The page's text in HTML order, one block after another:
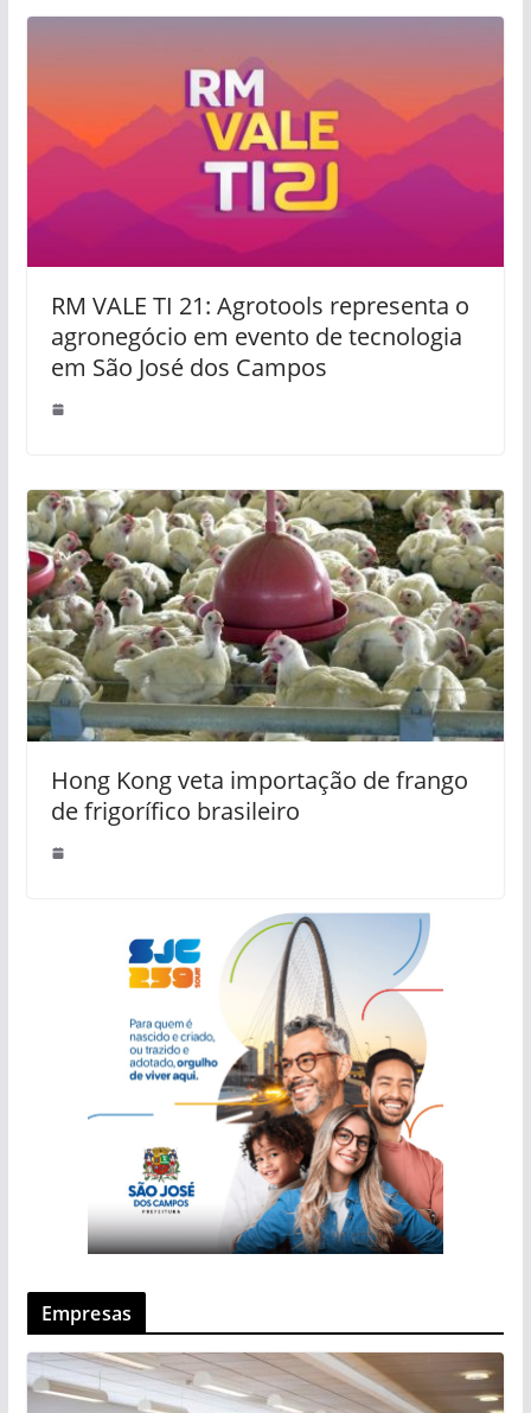
RM VALE TI 21: Agrotools representa o
agronegócio em evento de tecnologia
em São José dos Campos
Hong Kong veta importação de frango
de frigorífico brasileiro
Empresas